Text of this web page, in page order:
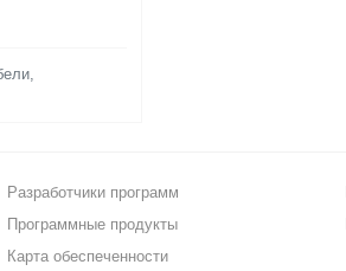
Разработчики программ
Программные продукты
Карта обеспеченности